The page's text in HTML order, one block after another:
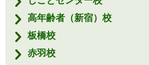
高年齢者（新宿）校
板橋校
赤羽校